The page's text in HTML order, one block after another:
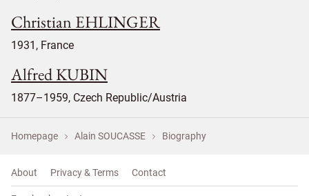
Christian EHLINGER
1931, France
Alfred KUBIN
1877–1959, Czech Republic/Austria
Homepage Alain SOUCASSE Biography
About Privacy & Terms Contact